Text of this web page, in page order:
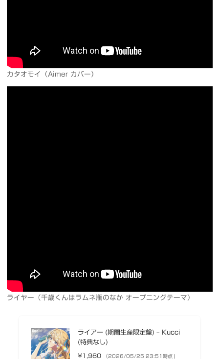
カタオモイ（Aimer カバー）
ライヤー（千歳くんはラムネ瓶のなか オープニングテーマ）
ライアー (期間生産限定盤) – Kucci
(特典なし)
¥1,980
（2026/05/25 23:51時点 |